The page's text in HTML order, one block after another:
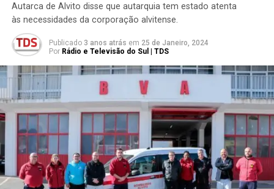
Autarca de Alvito disse que autarquia tem estado atenta
às necessidades da corporação alvitense.
Publicado 3 anos atrás em 25 de Janeiro, 2024
Por Rádio e Televisão do Sul | TDS